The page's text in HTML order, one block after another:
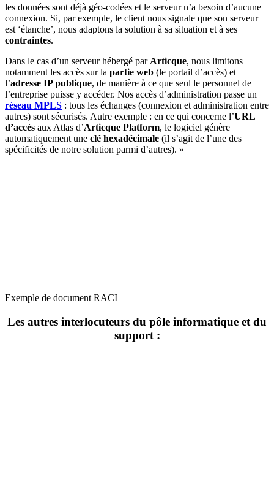
les données sont déjà géo-codées et le serveur n’a besoin d’aucune
connexion. Si, par exemple, le client nous signale que son serveur
est ‘étanche’, nous adaptons la solution à sa situation et à ses
contraintes.
Dans le cas d’un serveur hébergé par Articque, nous limitons
notamment les accès sur la partie web (le portail d’accès) et
l’adresse IP publique, de manière à ce que seul le personnel de
l’entreprise puisse y accéder. Nos accès d’administration passe un
réseau MPLS : tous les échanges (connexion et administration entre
autres) sont sécurisés. Autre exemple : en ce qui concerne l’URL
d’accès aux Atlas d’Articque Platform, le logiciel génère
automatiquement une clé hexadécimale (il s’agit de l’une des
spécificités de notre solution parmi d’autres). »
Exemple de document RACI
Les autres interlocuteurs du pôle informatique et du
support :